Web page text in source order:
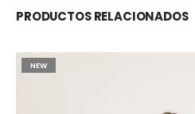
PRODUCTOS RELACIONADOS